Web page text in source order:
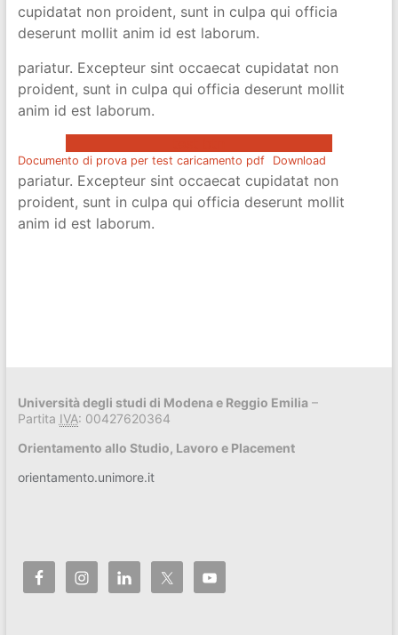
cupidatat non proident, sunt in culpa qui officia
deserunt mollit anim id est laborum.
pariatur. Excepteur sint occaecat cupidatat non
proident, sunt in culpa qui officia deserunt mollit
anim id est laborum.
Documento di prova per test caricamento pdf Download
pariatur. Excepteur sint occaecat cupidatat non
proident, sunt in culpa qui officia deserunt mollit
anim id est laborum.
Università degli studi di Modena e Reggio Emilia–
Partita IVA: 00427620364
Orientamento allo Studio, Lavoro e Placement
orientamento.unimore.it